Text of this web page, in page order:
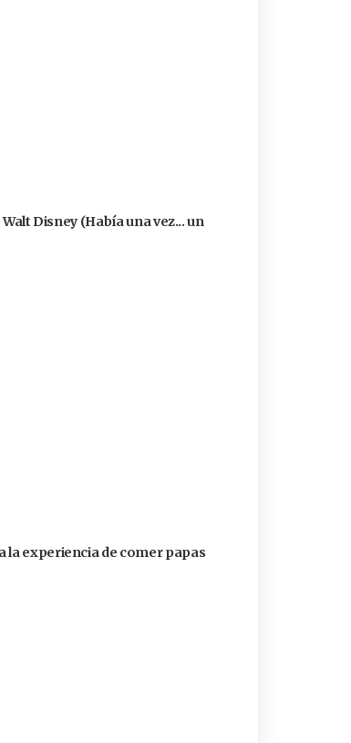
Disney (Había una vez... un
la experiencia de comer papas